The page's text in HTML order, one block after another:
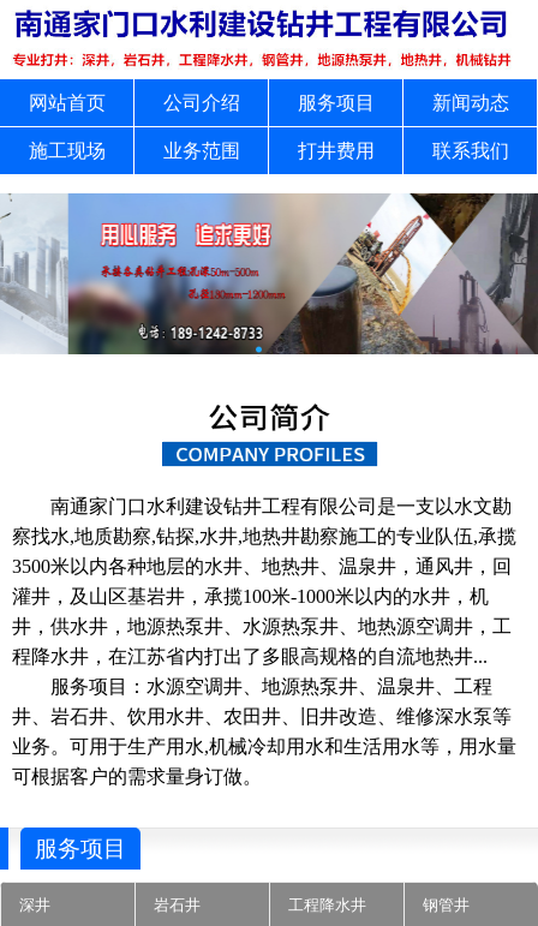
网站首页 公司介绍 服务项目 新闻动态
施工现场 业务范围 打井费用 联系我们
南通家门口水利建设钻井工程有限公司是一支以水文勘
察找水,地质勘察,钻探,水井,地热井勘察施工的专业队伍,承揽
3500米以内各种地层的水井、地热井、温泉井，通风井，回
灌井，及山区基岩井，承揽100米-1000米以内的水井，机
井，供水井，地源热泵井、水源热泵井、地热源空调井，工
程降水井，在江苏省内打出了多眼高规格的自流地热井...
服务项目：水源空调井、地源热泵井、温泉井、工程
井、岩石井、饮用水井、农田井、旧井改造、维修深水泵等
业务。可用于生产用水,机械冷却用水和生活用水等，用水量
可根据客户的需求量身订做。
服务项目
深井 岩石井 工程降水井 钢管井